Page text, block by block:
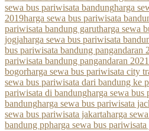
sewa bus pariwisata bandungharga
2019harga sewa bus pariwisata
pariwisata bandung garutharga sewa
jogjaharga sewa bus pariwisata
bus pariwisata bandung pangandaran
pariwisata bandung pangandaran 2021
bogorharga sewa bus pariwisata city
sewa bus pariwisata dari bandung ke
pariwisata di bandungharga sewa bus
bandungharga sewa bus pariwisata
sewa bus pariwisata jakartaharga
bandung ppharga sewa bus